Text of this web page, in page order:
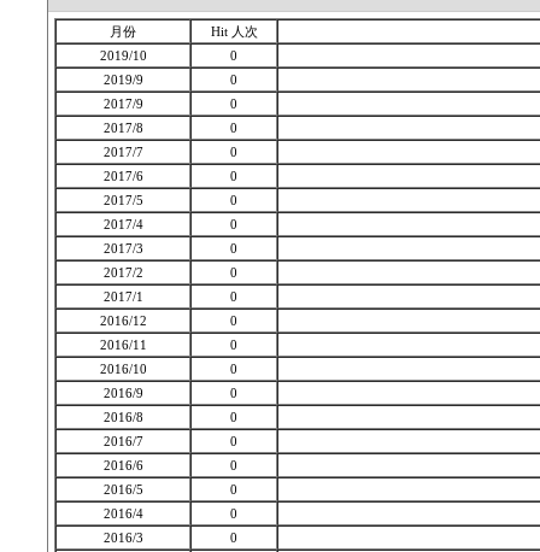
月份
Hit 人次
2019/10
0
2019/9
0
2017/9
0
2017/8
0
2017/7
0
2017/6
0
2017/5
0
2017/4
0
2017/3
0
2017/2
0
2017/1
0
2016/12
0
2016/11
0
2016/10
0
2016/9
0
2016/8
0
2016/7
0
2016/6
0
2016/5
0
2016/4
0
2016/3
0